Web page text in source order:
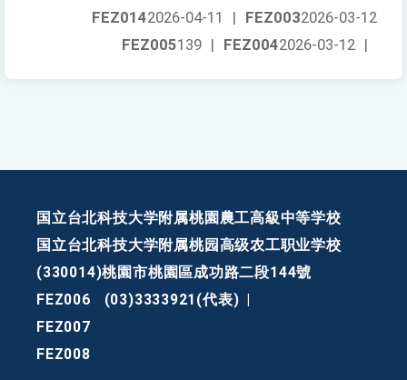
FEZ0032026-03-12
FEZ0142026-04-11
|
FEZ0042026-03-12 |
FEZ005139 |
国立台北科技大学附属桃園農工高級中等学校
国立台北科技大学附属桃园高级农工职业学校
(330014)桃園市桃園區成功路二段144號
FEZ006
(03)3333921(代表)
FEZ007
FEZ008